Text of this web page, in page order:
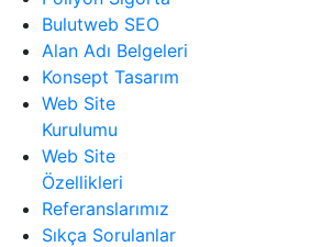
Bulutweb SEO
Alan Adı Belgeleri
Konsept Tasarım
Web Site
Kurulumu
Web Site
Özellikleri
Referanslarımız
Sıkça Sorulanlar